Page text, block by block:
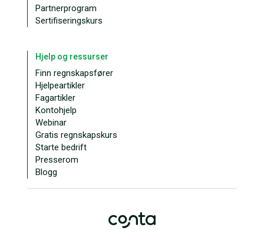
Partnerprogram
Sertifiseringskurs
Hjelp og ressurser
Finn regnskapsfører
Hjelpeartikler
Fagartikler
Kontohjelp
Webinar
Gratis regnskapskurs
Starte bedrift
Presserom
Blogg